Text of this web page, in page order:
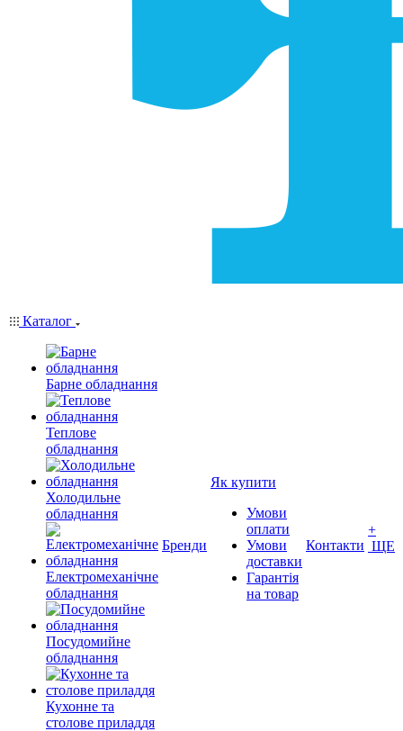
Каталог
Барне обладнання
Теплове
обладнання
Холодильне
обладнання
Електромеханічне
обладнання
Посудомийне
обладнання
Кухонне та
столове приладдя
Бренди
Як купити
Умови
оплати
Умови
доставки
Гарантія
на товар
Контакти
+
ЩЕ